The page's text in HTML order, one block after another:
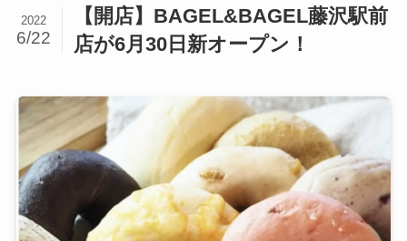
【開店】BAGEL&BAGEL藤沢駅前
店が6月30日新オープン！
2022
6/22